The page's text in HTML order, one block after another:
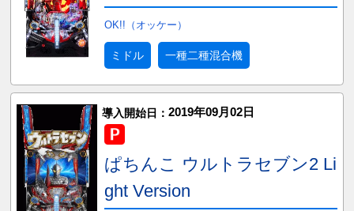
OK!!（オッケー）
ミドル 一種二種混合機
導入開始日： 2019年09月02日
ぱちんこ ウルトラセブン2 Li
ght Version